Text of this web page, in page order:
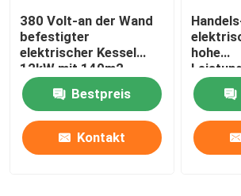
380 Volt-an der Wand
befestigter
elektrischer Kessel
12kW mit 140m2
Heizfläche
Bestpreis
Kontakt
hohe